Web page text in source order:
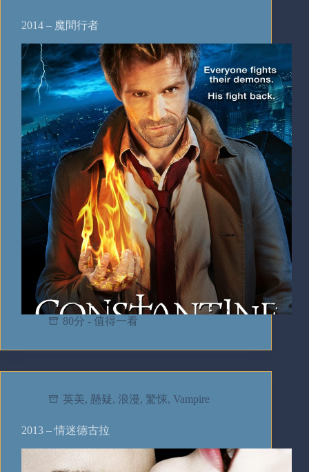
2014 – 魔間行者
80分 - 值得一看
英美, 懸疑, 浪漫, 驚悚, Vampire
2013 – 情迷德古拉